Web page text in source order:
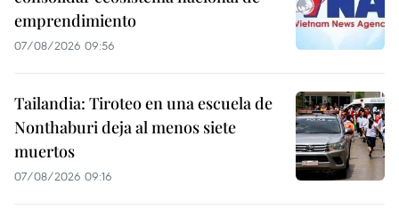
emprendimiento
07/08/2026 09:56
Tailandia: Tiroteo en una escuela de
Nonthaburi deja al menos siete
muertos
07/08/2026 09:16